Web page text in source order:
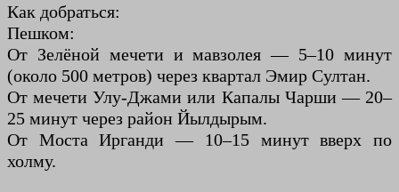
Как добраться:
Пешком:
От Зелёной мечети и мавзолея — 5–10 минут
(около 500 метров) через квартал Эмир Султан.
От мечети Улу-Джами или Капалы Чарши — 20–
25 минут через район Йылдырым.
От Моста Ирганди — 10–15 минут вверх по
холму.